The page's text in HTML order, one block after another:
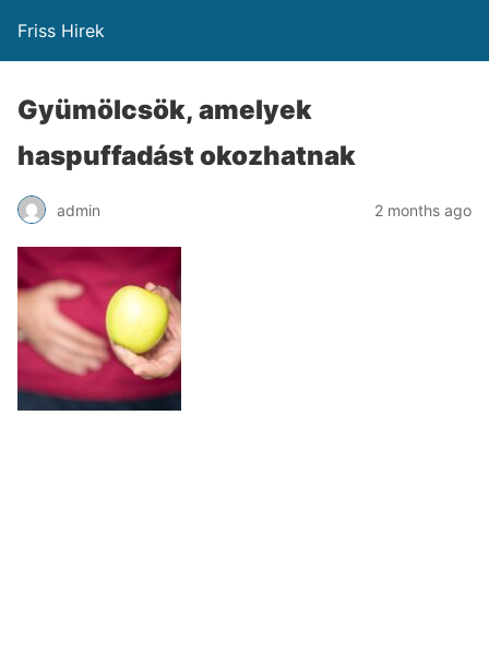
Friss Hirek
Gyümölcsök, amelyek
haspuffadást okozhatnak
admin 2 months ago